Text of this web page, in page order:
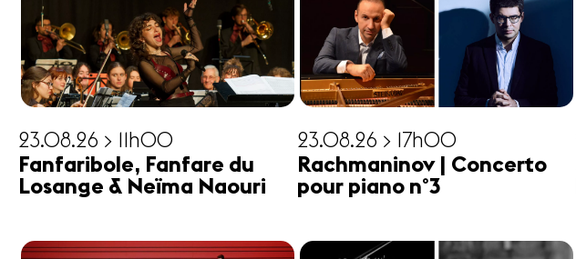
23.08.26 > 11h00
Fanfaribole, Fanfare du
Losange & Neïma Naouri
23.08.26 > 17h00
Rachmaninov | Concerto
pour piano n°3